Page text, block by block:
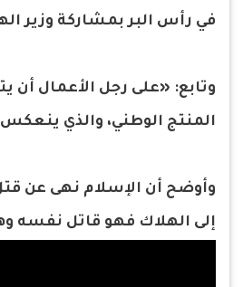
في رأس البر بمشاركة وزير
وتابع: «على رجل الأعمال
المنتج الوطني، والذي
وأوضح أن الإسلام نهى عن
إلى الهلاك فهو قاتل نفسه